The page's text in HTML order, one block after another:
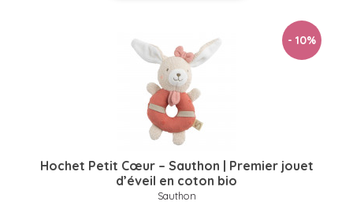
- 10%
Hochet Petit Cœur – Sauthon | Premier jouet
d’éveil en coton bio
Sauthon